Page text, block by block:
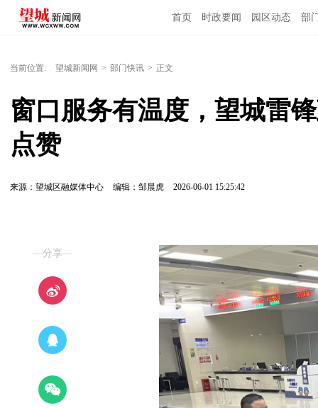
首页 时政要闻 园区动态 部
当前位置: 望城新闻网 > 部门快讯 > 正文
窗口服务有温度，望城雷
点赞
来源：望城区融媒体中心 编辑：邹晨虎 2026-06-01 15:25:42
—分享—